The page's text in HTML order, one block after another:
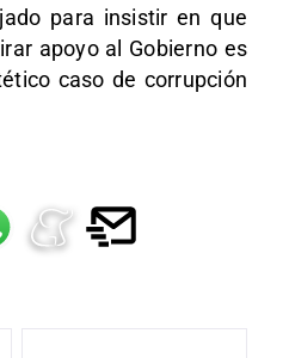
para insistir en que
apoyo al Gobierno es
caso de corrupción